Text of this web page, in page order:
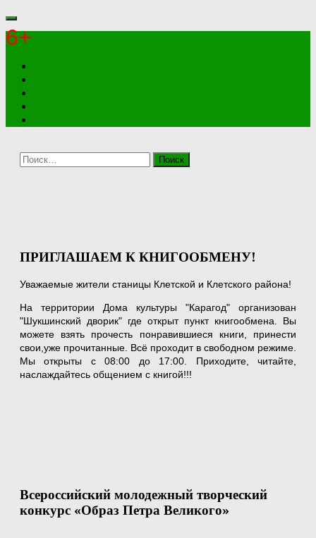
6+
Найти:
ПРИГЛАШАЕМ К КНИГООБМЕНУ!
Уважаемые жители станицы Клетской и Клетского района!
На территории Дома культуры "Карагод" организован
"Шукшинский дворик" где открыт пункт книгообмена. Вы
можете взять прочесть понравившиеся книги, принести
свои,уже прочитанные. Всё проходит в свободном режиме.
Мы открыты с 08:00 до 17:00. Приходите, читайте,
наслаждайтесь общением с книгой!!!
Всероссийский молодежный творческий
конкурс «Образ Петра Великого»